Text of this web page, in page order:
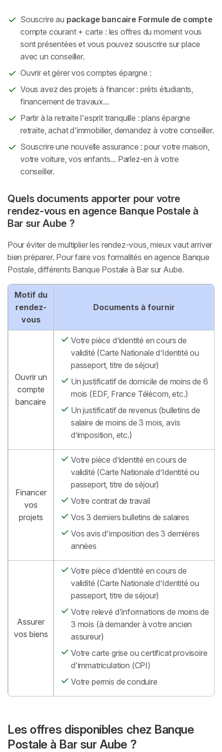
Souscrire au package bancaire Formule de compte
compte courant + carte : les offres du moment vous
sont présentées et vous pouvez souscrire sur place
avec un conseiller.
Ouvrir et gérer vos comptes épargne :
Vous avez des projets à financer : prêts étudiants,
financement de travaux...
Partir à la retraite l'esprit tranquille : plans épargne
retraite, achat d'immobilier, demandez à votre conseiller.
Souscrire une nouvelle assurance : pour votre maison,
votre voiture, vos enfants... Parlez-en à votre
conseiller.
Quels documents apporter pour votre
rendez-vous en agence Banque Postale à
Bar sur Aube ?
Pour éviter de multiplier les rendez-vous, mieux vaut arriver
bien préparer. Pour faire vos formalités en agence Banque
Postale, différents Banque Postale à Bar sur Aube.
Motif du
rendez-
vous
Documents à fournir
Ouvrir un
compte
bancaire
Votre pièce d’identité en cours de
validité (Carte Nationale d’Identité ou
passeport, titre de séjour)
Un justificatif de domicile de moins de 6
mois (EDF, France Télécom, etc.)
Un justificatif de revenus (bulletins de
salaire de moins de 3 mois, avis
d’imposition, etc.)
Financer
vos
projets
Votre pièce d’identité en cours de
validité (Carte Nationale d’Identité ou
passeport, titre de séjour)
Votre contrat de travail
Vos 3 derniers bulletins de salaires
Vos avis d'imposition des 3 dernières
années
Assurer
vos biens
Votre pièce d’identité en cours de
validité (Carte Nationale d’Identité ou
passeport, titre de séjour)
Votre relevé d'informations de moins de
3 mois (à demander à votre ancien
assureur)
Votre carte grise ou certificat provisoire
d'immatriculation (CPI)
Votre permis de conduire
Les offres disponibles chez Banque
Postale à Bar sur Aube ?